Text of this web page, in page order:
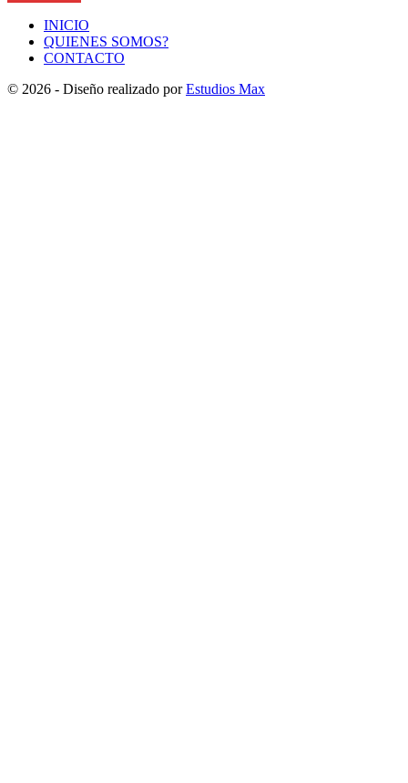
INICIO
QUIENES SOMOS?
CONTACTO
© 2026 - Diseño realizado porEstudios Max